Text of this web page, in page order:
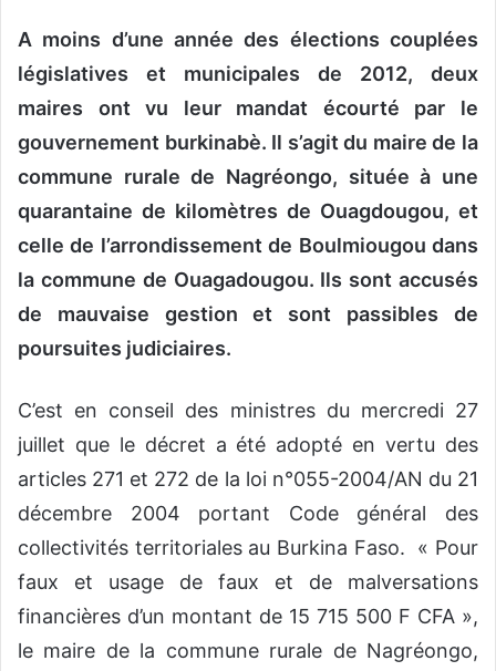
A moins d’une année des élections couplées
législatives et municipales de 2012, deux
maires ont vu leur mandat écourté par le
gouvernement burkinabè. Il s’agit du maire de la
commune rurale de Nagréongo, située à une
quarantaine de kilomètres de Ouagdougou, et
celle de l’arrondissement de Boulmiougou dans
la commune de Ouagadougou. Ils sont accusés
de mauvaise gestion et sont passibles de
poursuites judiciaires.
C’est en conseil des ministres du mercredi 27
juillet que le décret a été adopté en vertu des
articles 271 et 272 de la loi n°055-2004/AN du 21
décembre 2004 portant Code général des
collectivités territoriales au Burkina Faso. « Pour
faux et usage de faux et de malversations
financières d’un montant de 15 715 500 F CFA »,
le maire de la commune rurale de Nagréongo,